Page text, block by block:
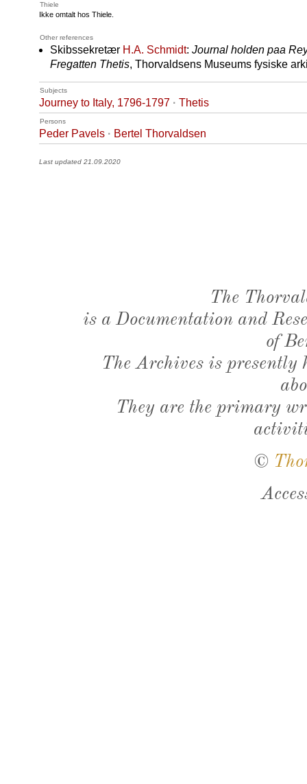
Thiele
Ikke omtalt hos Thiele.
Other references
Skibssekretær H.A. Schmidt: Journal holden paa
Fregatten Thetis, Thorvaldsens Museums fysiske
Subjects
Journey to Italy, 1796-1797 · Thetis
Persons
Peder Pavels · Bertel Thorvaldsen
Last updated 21.09.2020
The
is a Documentation and
of
The Archives is presently
They are the primary
©